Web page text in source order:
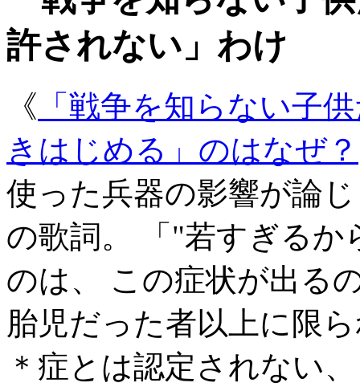
許されない」わけ
《 「戦争を知らない子
きはじめる」のはなぜ？
使った兵器の影響が論
の歌詞。 「
若すぎるか
のは、 この症状が出る
胎児だった者以上に限
＊症とは認定されない